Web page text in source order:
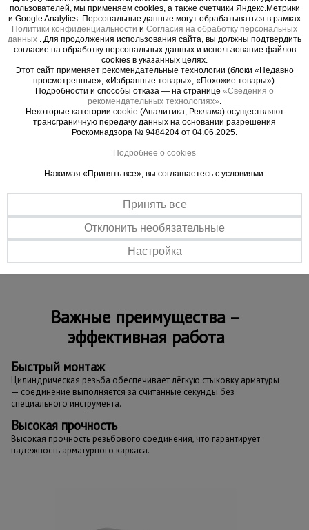
монолитных конструкций, где требуется быстрая
и качественная стыковка арматуры.
Область применения
Монтаж арматурных каркасов фундаментов.
Возведение колонн, стен и монолитных
перекрытий.
Строительство многоэтажных зданий и
промышленных объектов.
Работы, где сварка арматуры запрещена или
Ускоренный монтаж в условиях плотного
Технические характеристики
Диаметр арматуры: 28 мм;
Тип резьбы: цилиндрическая (стандартная);
Важные преимущества –
эффективная работа
Быстрый монтаж
Цилиндрическая резьба обеспечивает лёгкую стыковку арматуры
— соединение выполняется за считанные секунды без
специального инструмента.
Высокая прочность
Высокая прочность резьбового соединения, что гарантирует
надёжность арматурного каркаса.
пользователей, мы применяем cookies, а также счетчики Яндекс.Метрики
и Google Analytics. Персональные данные могут обрабатываться в рамках
Политики конфиденциальности и Согласия на обработку персональных
данных . Для продолжения использования сайта, вы должны подтвердить
согласие на обработку персональных данных и использование файлов
cookies в указанных целях.
Этот сайт применяет рекомендательные технологии (блоки «Недавно
просмотренные», «Избранные товары», «Похожие товары»).
Подробности и способы отказа — на странице «Сведения о
рекомендательных технологиях».
Некоторые категории cookie (Аналитика, Реклама) осуществляют
трансграничную передачу данных на основании разрешения
Роскомнадзора № 9484204 от 04.06.2025.
Подробнее о cookies
Нажимая «Принять все», вы соглашаетесь с условиями.
Принять все
Отклонить необязательные
Настройка